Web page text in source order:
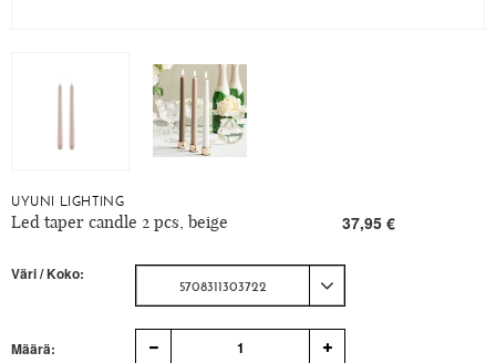
UYUNI LIGHTING
Led taper candle 2 pcs, beige 37,95 €
Väri / Koko:
5708311303722
Määrä: 1